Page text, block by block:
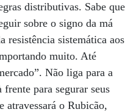
distributivas. Sabe que
sobre o signo da má
resistência sistemática aos
muito. Até
Não liga para a
para segurar seus
atravessará o Rubicão,